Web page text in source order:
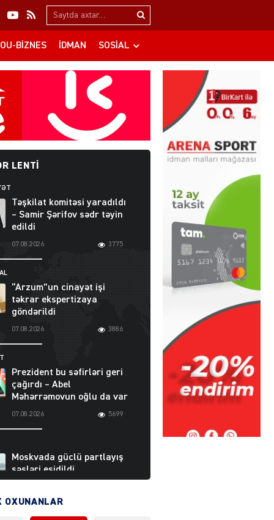
Search…
BIZNES İDMAN SOSIAL
LENTI
Təşkilat komitəsi yaradıldı
– Samir Şərifov sədr təyin
edildi
07.08.2026 3775
“Arzum”un cinayət işi
təkrar ekspertizaya
göndərildi
07.08.2026 3886
Prezident bu səfirləri geri
çağırdı – Abel
Məhərrəmovun oğlu da var
07.08.2026 5699
Moskvada güclü partlayış
səsləri eşidildi
OXUNANLAR